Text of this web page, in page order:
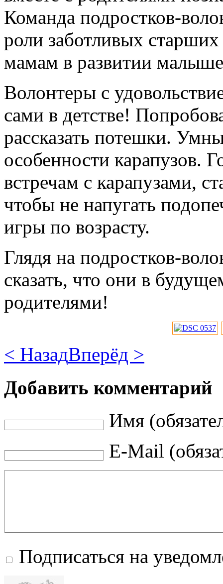
Команда подростков-
роли заботливых
мамам в развитии
Волонтеры с
сами в детстве!
рассказать потешки.
особенности карапузов.
встречам с карапузами,
чтобы не напугать
игры по возрасту.
Глядя на подростков-
сказать, что они в
родителями!
< НазадВперёд >
Добавить комментарий
Имя
E-Mail
Подписаться на